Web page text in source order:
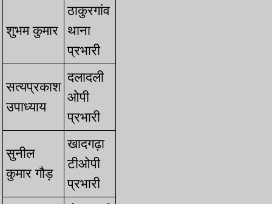
⁠शुभम कुमार
ठाकुरगांव
थाना
प्रभारी
⁠सत्यप्रकाश
उपाध्याय
दलादली
ओपी
प्रभारी
⁠सुनील
कुमार गौड़
खादगढ़ा
टीओपी
प्रभारी